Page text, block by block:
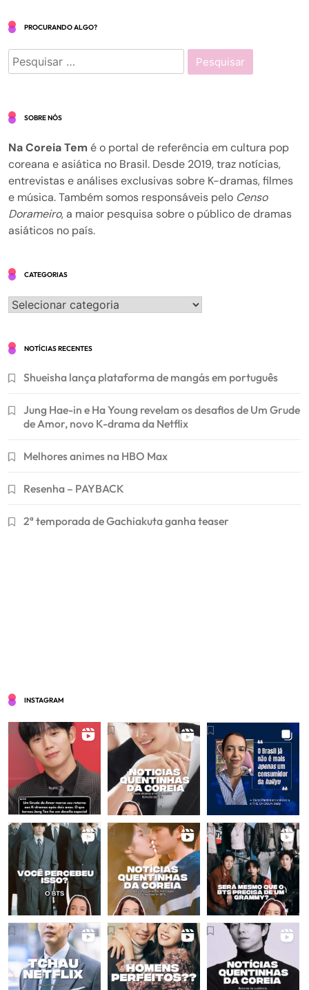
PROCURANDO ALGO?
Pesquisar
por:
SOBRE NÓS
Na Coreia Tem é o portal de referência em cultura pop
coreana e asiática no Brasil. Desde 2019, traz notícias,
entrevistas e análises exclusivas sobre K-dramas, filmes
e música. Também somos responsáveis pelo Censo
Dorameiro, a maior pesquisa sobre o público de dramas
asiáticos no país.
CATEGORIAS
Categorias
NOTÍCIAS RECENTES
Shueisha lança plataforma de mangás em português
Jung Hae-in e Ha Young revelam os desafios de Um Grude
de Amor, novo K-drama da Netflix
Melhores animes na HBO Max
Resenha – PAYBACK
2ª temporada de Gachiakuta ganha teaser
INSTAGRAM